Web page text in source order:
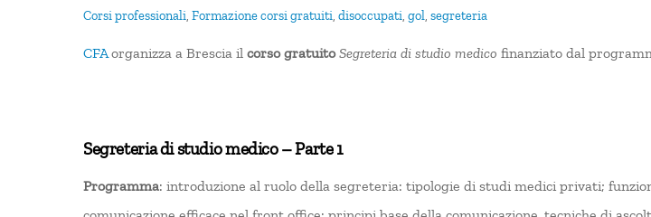
Corsi professionali, Formazionecorsi gratuiti, disoccupati, gol, segreteria
CFAorganizza a Brescia il corso gratuito Segreteria di studio medico finanziato dal
Segreteria di studio medico – Parte 1
Programma: introduzione al ruolo della segreteria: tipologie di studi medici privati;